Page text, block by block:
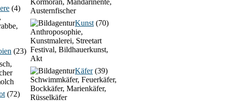
(4)
(23)
(72)
Kormoran, Mandarinente,
Austernfischer
Kunst (70)
Anthroposophie,
Kunstmalerei, Streetart
Festival, Bildhauerkunst,
Akt
Käfer(39)
Schwimmkäfer, Feuerkäfer,
Bockkäfer, Marienkäfer,
Rüsselkäfer